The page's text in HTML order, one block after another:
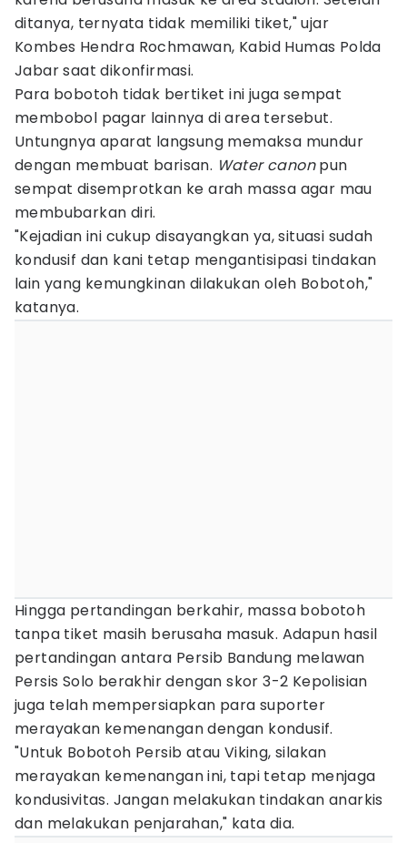
ditanya, ternyata tidak memiliki tiket," ujar
Kombes Hendra Rochmawan, Kabid Humas Polda
Jabar saat dikonfirmasi.
Para bobotoh tidak bertiket ini juga sempat
membobol pagar lainnya di area tersebut.
Untungnya aparat langsung memaksa mundur
dengan membuat barisan. Water canonpun
sempat disemprotkan ke arah massa agar mau
membubarkan diri.
"Kejadian ini cukup disayangkan ya, situasi sudah
kondusif dan kani tetap mengantisipasi tindakan
lain yang kemungkinan dilakukan oleh Bobotoh,"
katanya.
Hingga pertandingan berkahir, massa bobotoh
tanpa tiket masih berusaha masuk. Adapun hasil
pertandingan antara Persib Bandung melawan
Persis Solo berakhir dengan skor 3-2 Kepolisian
juga telah mempersiapkan para suporter
merayakan kemenangan dengan kondusif.
"Untuk Bobotoh Persib atau Viking, silakan
merayakan kemenangan ini, tapi tetap menjaga
kondusivitas. Jangan melakukan tindakan anarkis
dan melakukan penjarahan," kata dia.